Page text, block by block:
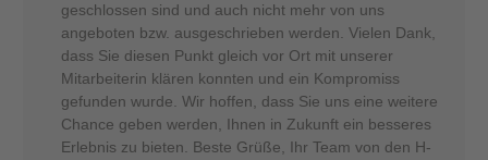
geschlossen sind und auch nicht mehr von uns
angeboten bzw. ausgeschrieben werden. Vielen Dank,
dass Sie diesen Punkt gleich vor Ort mit unserer
Mitarbeiterin klären konnten und ein Kompromiss
gefunden wurde. Wir hoffen, dass Sie uns eine weitere
Chance geben werden, Ihnen in Zukunft ein besseres
Erlebnis zu bieten. Beste Grüße, Ihr Team von den H-